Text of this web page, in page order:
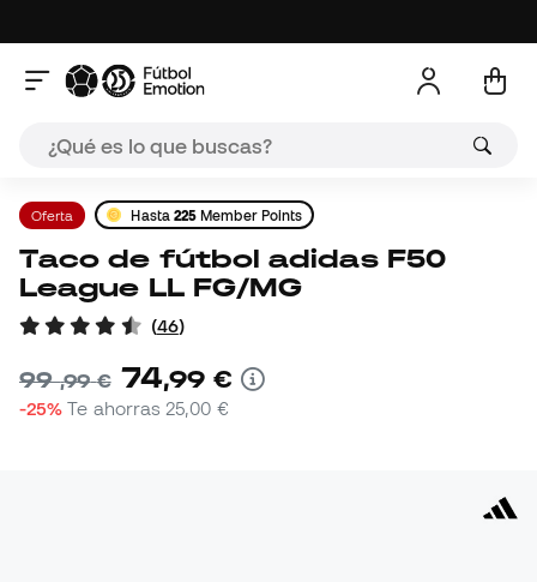
Oferta Hasta 225 Member Points
Taco de fútbol adidas F50
League LL FG/MG
(46)
99,99 € 74,99 €
-25% Te ahorras 25,00 €